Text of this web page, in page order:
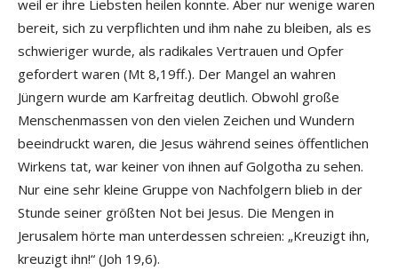
weil er ihre Liebsten heilen konnte. Aber nur wenige waren
bereit, sich zu verpflichten und ihm nahe zu bleiben, als es
schwieriger wurde, als radikales Vertrauen und Opfer
gefordert waren (Mt 8,19ff.). Der Mangel an wahren
Jüngern wurde am Karfreitag deutlich. Obwohl große
Menschenmassen von den vielen Zeichen und Wundern
beeindruckt waren, die Jesus während seines öffentlichen
Wirkens tat, war keiner von ihnen auf Golgotha zu sehen.
Nur eine sehr kleine Gruppe von Nachfolgern blieb in der
Stunde seiner größten Not bei Jesus. Die Mengen in
Jerusalem hörte man unterdessen schreien: „Kreuzigt ihn,
kreuzigt ihn!“ (Joh 19,6).